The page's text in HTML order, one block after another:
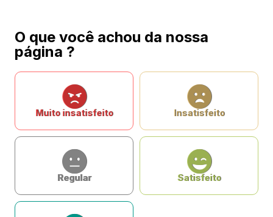
O que você achou da nossa
página ?
Muito insatisfeito Insatisfeito
Regular Satisfeito